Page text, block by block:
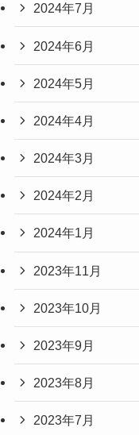
2024年7月
2024年6月
2024年5月
2024年4月
2024年3月
2024年2月
2024年1月
2023年11月
2023年10月
2023年9月
2023年8月
2023年7月